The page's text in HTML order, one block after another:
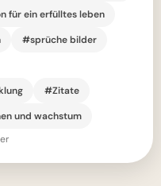
für ein erfülltes leben
#sprüche bilder
#Zitate
und wachstum